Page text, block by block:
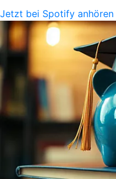
Jetzt bei Spotify anhören